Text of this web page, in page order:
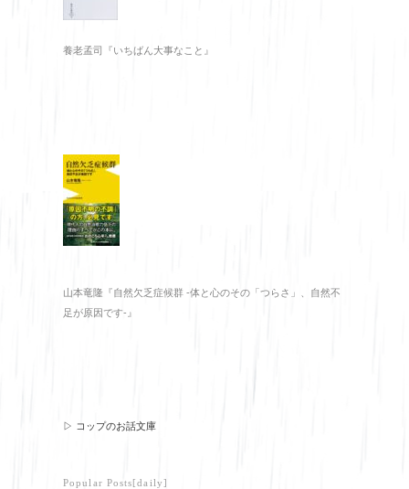
養老孟司『いちばん大事なこと』
山本竜隆『自然欠乏症候群 -体と心のその「つらさ」、自然不
足が原因です-』
▷ コップのお話文庫
Popular Posts[daily]